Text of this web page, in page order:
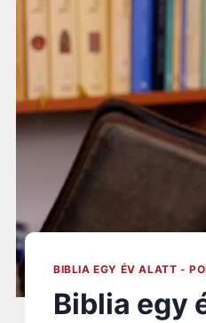
BIBLIA EGY ÉV ALATT -
Biblia egy